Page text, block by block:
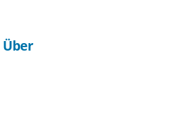
Über